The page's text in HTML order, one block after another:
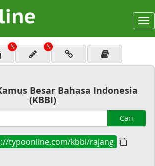
N N
Besar Bahasa Indonesia
(KBBI)
Cari
typoonline.com/kbbi/rajang